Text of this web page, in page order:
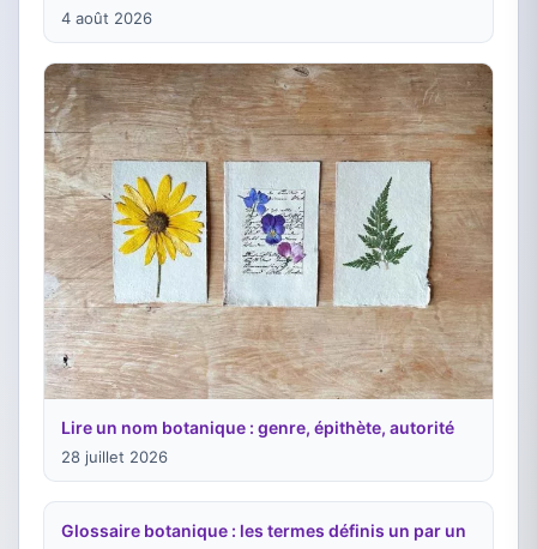
4 août 2026
Lire un nom botanique : genre, épithète, autorité
28 juillet 2026
Glossaire botanique : les termes définis un par un